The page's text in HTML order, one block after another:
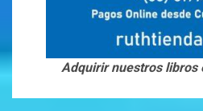
Adquirir nuestros libros